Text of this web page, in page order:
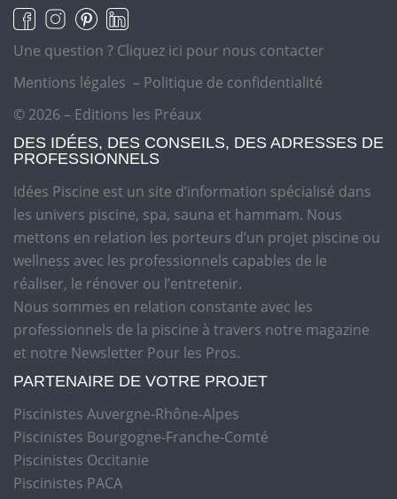
Une question ? Cliquez ici pour nous contacter
Mentions légales – Politique de confidentialité
© 2026 – Editions les Préaux
DES IDÉES, DES CONSEILS, DES ADRESSES DE
PROFESSIONNELS
Idées Piscine est un site d’information spécialisé dans
les univers piscine, spa, sauna et hammam. Nous
mettons en relation les porteurs d’un projet piscine ou
wellness avec les professionnels capables de le
réaliser, le rénover ou l’entretenir.
Nous sommes en relation constante avec les
professionnels de la piscine à travers notre magazine
et notre Newsletter Pour les Pros.
PARTENAIRE DE VOTRE PROJET
Piscinistes Auvergne-Rhône-Alpes
Piscinistes Bourgogne-Franche-Comté
Piscinistes Occitanie
Piscinistes PACA